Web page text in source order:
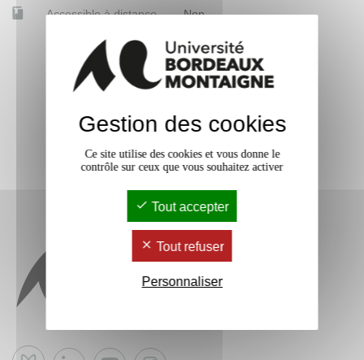
Accessible à distance Non
Gestion des cookies
Ce site utilise des cookies et vous donne le
contrôle sur ceux que vous souhaitez activer
Tout accepter
Tout refuser
Personnaliser